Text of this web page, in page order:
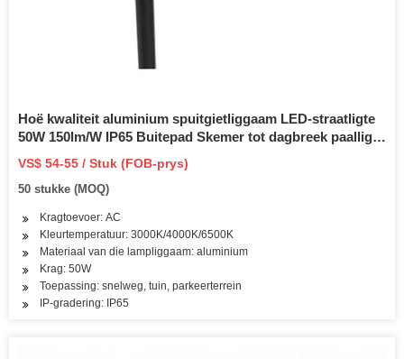
Hoë kwaliteit aluminium spuitgietliggaam LED-straatligte
50W 150lm/W IP65 Buitepad Skemer tot dagbreek paallig
Bewegingsensor Parkeerterrein LED straatlig
VS$ 54-55 / Stuk (FOB-prys)
50 stukke (MOQ)
Kragtoevoer: AC
Kleurtemperatuur: 3000K/4000K/6500K
Materiaal van die lampliggaam: aluminium
Krag: 50W
Toepassing: snelweg, tuin, parkeerterrein
IP-gradering: IP65